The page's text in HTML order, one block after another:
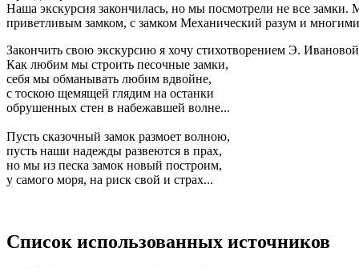
Наша экскурсия закончилась, но мы посмотрели не все
приветливым замком, с замком Механический разум и
Закончить свою экскурсию я хочу стихотворением Э.
Как любим мы строить песочные замки,
себя мы обманывать любим вдвойне,
с тоскою щемящей глядим на останки
обрушенных стен в набежавшей волне...
Пусть сказочный замок размоет волною,
пусть наши надежды развеются в прах,
но мы из песка замок новый построим,
у самого моря, на риск свой и страх...
Список использованных источников